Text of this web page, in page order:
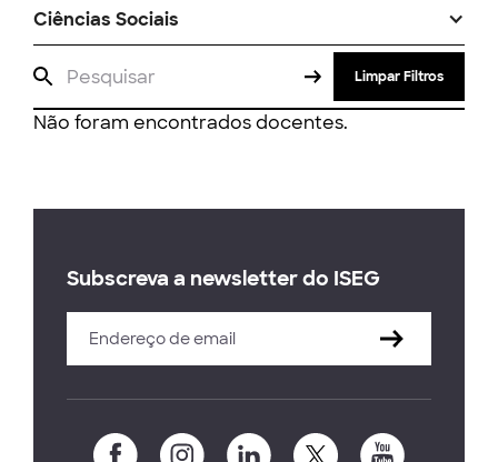
Ciências Sociais
Limpar Filtros
Não foram encontrados docentes.
Subscreva a newsletter do ISEG